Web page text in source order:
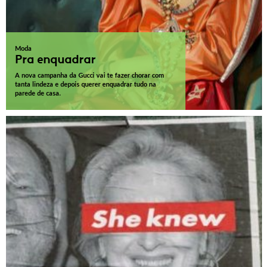
Moda
Pra enquadrar
A nova campanha da Gucci vai te fazer chorar com
tanta lindeza e depois querer enquadrar tudo na
parede de casa.